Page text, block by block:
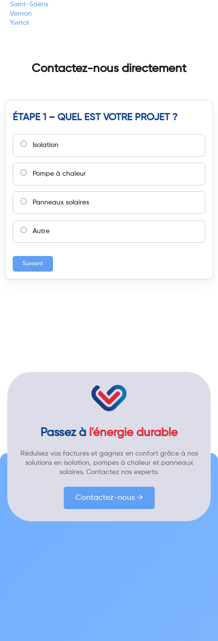
Saint-Saëns
Vernon
Yvetot
Contactez-nous directement
ÉTAPE 1 – QUEL EST VOTRE PROJET ?
Isolation
Pompe à chaleur
Panneaux solaires
Autre
Suivant
Passez à l'énergie durable
Réduisez vos factures et gagnez en confort grâce à nos
solutions en isolation, pompes à chaleur et panneaux
solaires. Contactez nos experts.
Contactez-nous →